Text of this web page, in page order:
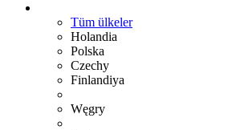
Tüm ülkeler
Holandia
Polska
Czechy
Finlandiya
Węgry